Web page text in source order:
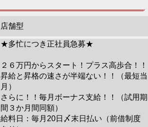
店舗型
★多忙につき正社員急募★
２６万円からスタート！プラス高歩合！！
昇給と昇格の速さが半端ない！！（最短当
月）
さらに！！毎月ボーナス支給！！（試用期
間３か月間同額）
給料日：毎月20日〆末日払い（前借制度